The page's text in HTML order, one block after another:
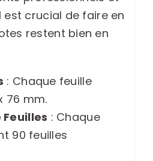
est crucial de faire en
restent bien en
: Chaque feuille
76 mm.
: Chaque
90 feuilles